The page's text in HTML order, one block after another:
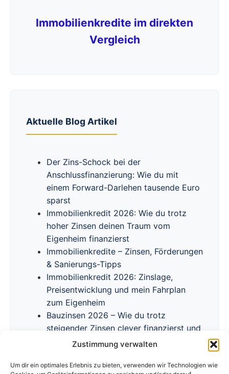
Zustimmung verwalten
Um dir ein optimales Erlebnis zu bieten, verwenden wir Technologien wie
Immobilienkredite im direkten
Vergleich
Aktuelle Blog Artikel
Der Zins-Schock bei der
Anschlussfinanzierung: Wie du mit
einem Forward-Darlehen tausende Euro
sparst
Immobilienkredit 2026: Wie du trotz
hoher Zinsen deinen Traum vom
Eigenheim finanzierst
Immobilienkredite – Zinsen, Förderungen
& Sanierungs-Tipps
Immobilienkredit 2026: Zinslage,
Preisentwicklung und mein Fahrplan
zum Eigenheim
Bauzinsen 2026 – Wie du trotz
steigender Zinsen clever finanzierst und
Förderprogramme nutzt